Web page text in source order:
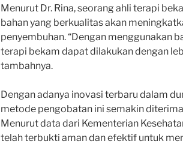
Menurut Dr. Rina, seorang ahli terapi
bahan yang berkualitas akan
penyembuhan. “Dengan menggunakan
terapi bekam dapat dilakukan dengan
tambahnya.
Dengan adanya inovasi terbaru dalam
metode pengobatan ini semakin
Menurut data dari Kementerian
telah terbukti aman dan efektif untuk